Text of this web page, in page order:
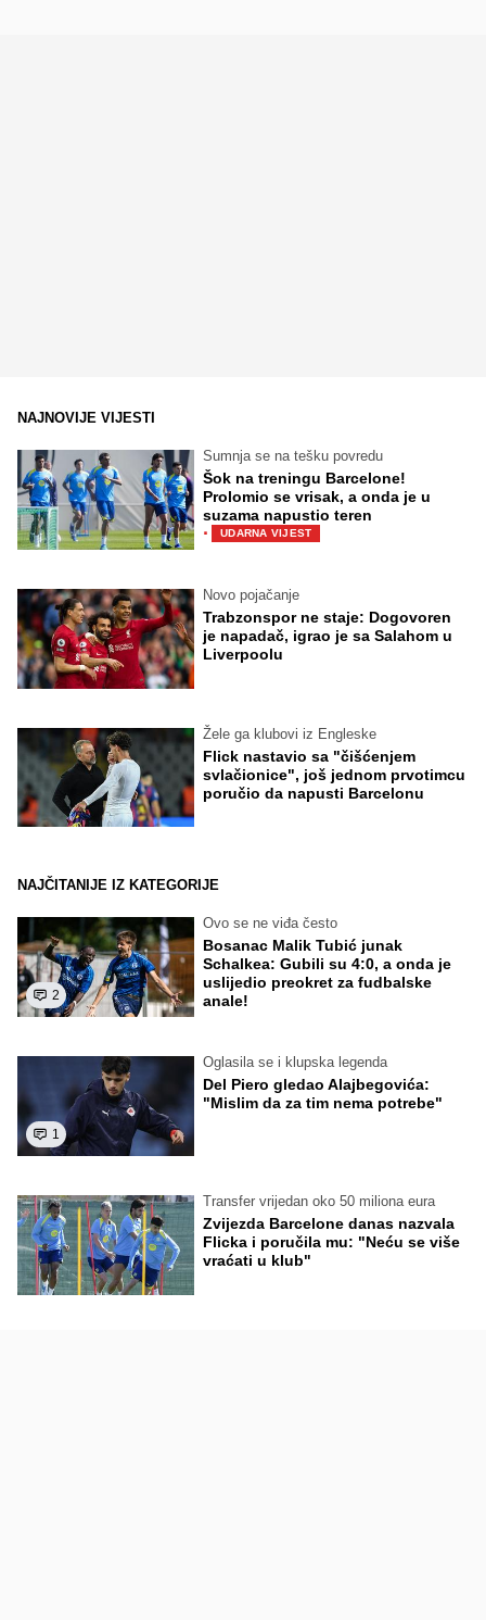
NAJNOVIJE VIJESTI
Sumnja se na tešku povredu
Šok na treningu Barcelone!
Prolomio se vrisak, a onda je u
suzama napustio teren
· UDARNA VIJEST
Novo pojačanje
Trabzonspor ne staje: Dogovoren
je napadač, igrao je sa Salahom u
Liverpoolu
Žele ga klubovi iz Engleske
Flick nastavio sa "čišćenjem
svlačionice", još jednom prvotimcu
poručio da napusti Barcelonu
NAJČITANIJE IZ KATEGORIJE
2
Ovo se ne viđa često
Bosanac Malik Tubić junak
Schalkea: Gubili su 4:0, a onda je
uslijedio preokret za fudbalske
anale!
1
Oglasila se i klupska legenda
Del Piero gledao Alajbegovića:
"Mislim da za tim nema potrebe"
Transfer vrijedan oko 50 miliona eura
Zvijezda Barcelone danas nazvala
Flicka i poručila mu: "Neću se više
vraćati u klub"